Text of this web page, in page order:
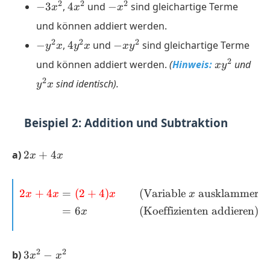
-3x^2
−3x2, 4x^2
4x2 und -
−x2 sind gleichartige Terme
und können addiert werden.
-
−y2x, 4y^2x
4y2x und -
−xy2 sind gleichartige Terme
und können addiert werden. (Hinweis: xy^2
xy2 und
y2x sind identisch).
Beispiel 2: Addition und Subtraktion
a) 2x
2x + 4x
\begin{aligned}
2x + 4x = (2 + 4)x
= 6x
(Variablex ausklammern)
(Koeffizienten addieren)
b) 3x^2
3x2 − x2